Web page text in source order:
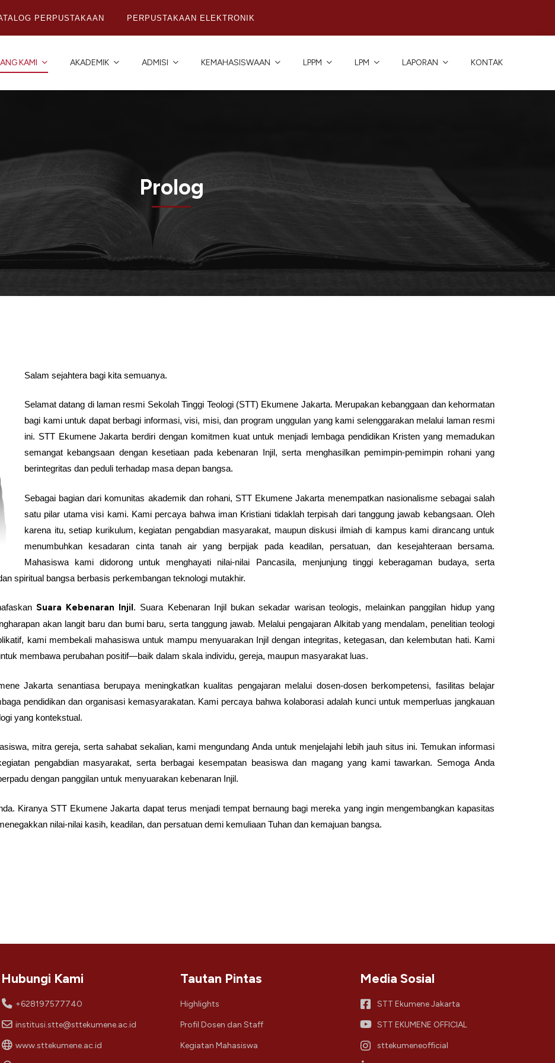
PERPUSTAKAAN PERPUSTAKAAN ELEKTRONIK
KAMI AKADEMIK ADMISI KEMAHASISWAAN LPPM LPM LAPORAN KONTAK
Prolog
Salam sejahtera bagi kita semuanya.
Selamat datang di laman resmi Sekolah Tinggi Teologi (STT) Ekumene Jakarta. Merupakan kebanggaan dan kehormatan
bagi kami untuk dapat berbagi informasi, visi, misi, dan program unggulan yang kami selenggarakan melalui laman resmi
ini. STT Ekumene Jakarta berdiri dengan komitmen kuat untuk menjadi lembaga pendidikan Kristen yang memadukan
semangat kebangsaan dengan kesetiaan pada kebenaran Injil, serta menghasilkan pemimpin-pemimpin rohani yang
berintegritas dan peduli terhadap masa depan bangsa.
Sebagai bagian dari komunitas akademik dan rohani, STT Ekumene Jakarta menempatkan nasionalisme sebagai salah
satu pilar utama visi kami. Kami percaya bahwa iman Kristiani tidaklah terpisah dari tanggung jawab kebangsaan. Oleh
karena itu, setiap kurikulum, kegiatan pengabdian masyarakat, maupun diskusi ilmiah di kampus kami dirancang untuk
menumbuhkan kesadaran cinta tanah air yang berpijak pada keadilan, persatuan, dan kesejahteraan bersama.
Mahasiswa kami didorong untuk menghayati nilai-nilai Pancasila, menjunjung tinggi keberagaman budaya, serta
spiritual bangsa berbasis perkembangan teknologi mutakhir.
Suara Kebenaran Injil. Suara Kebenaran Injil bukan sekadar warisan teologis, melainkan panggilan hidup yang
akan langit baru dan bumi baru, serta tanggung jawab. Melalui pengajaran Alkitab yang mendalam, penelitian teologi
kami membekali mahasiswa untuk mampu menyuarakan Injil dengan integritas, ketegasan, dan kelembutan hati. Kami
membawa perubahan positif—baik dalam skala individu, gereja, maupun masyarakat luas.
Jakarta senantiasa berupaya meningkatkan kualitas pengajaran melalui dosen-dosen berkompetensi, fasilitas belajar
pendidikan dan organisasi kemasyarakatan. Kami percaya bahwa kolaborasi adalah kunci untuk memperluas jangkauan
yang kontekstual.
mitra gereja, serta sahabat sekalian, kami mengundang Anda untuk menjelajahi lebih jauh situs ini. Temukan informasi
pengabdian masyarakat, serta berbagai kesempatan beasiswa dan magang yang kami tawarkan. Semoga Anda
dengan panggilan untuk menyuarakan kebenaran Injil.
Kiranya STT Ekumene Jakarta dapat terus menjadi tempat bernaung bagi mereka yang ingin mengembangkan kapasitas
nilai-nilai kasih, keadilan, dan persatuan demi kemuliaan Tuhan dan kemajuan bangsa.
Hubungi Kami
+628197577740
institusi.stte@sttekumene.ac.id
www.sttekumene.ac.id
Tautan Pintas
Highlights
Profil Dosen dan Staff
Kegiatan Mahasiswa
Media Sosial
STT Ekumene Jakarta
STT EKUMENE OFFICIAL
sttekumeneofficial